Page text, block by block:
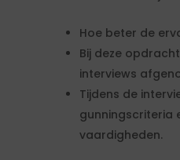
Hoe beter de
Bij deze
interviews
Tijdens de
gunningscriteria
vaardigheden.